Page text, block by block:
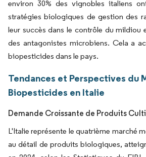
environ 30% des vignobles italiens
stratégies biologiques de gestion des
leur succès dans le contrôle du mildiou
des antagonistes microbiens. Cela a
biopesticides dans le pays.
Tendances et Perspectives du
Biopesticides en Italie
Demande Croissante de Produits
L'Italie représente le quatrième marché
au détail de produits biologiques,